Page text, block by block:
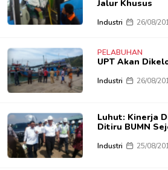
Jalur Khusus
Industri 26/08/
PELABUHAN
UPT Akan
Industri 26/08/
Luhut: Kinerja
Ditiru BUMN
Industri 25/08/